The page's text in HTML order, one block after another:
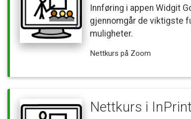
Innføring i appen Widgit
gjennomgår de viktigste
muligheter.
Nettkurs på Zoom
Nettkurs i InPrint